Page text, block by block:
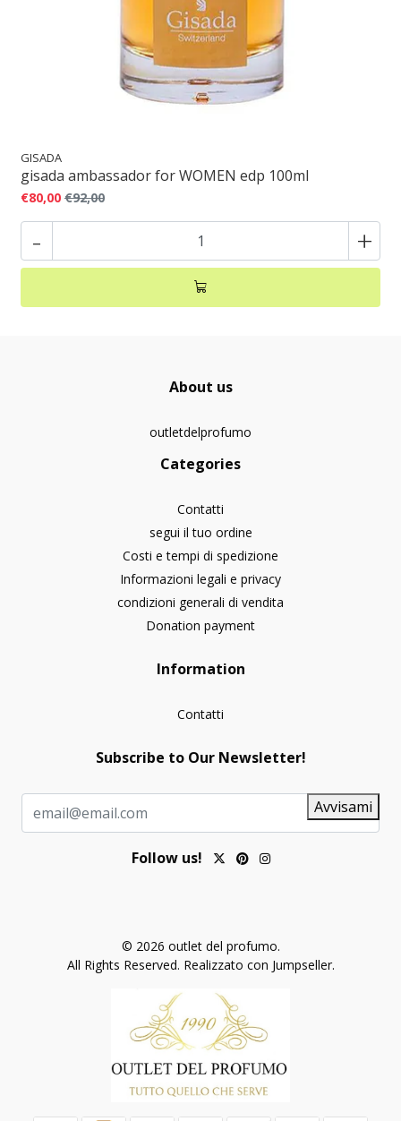
GISADA
gisada ambassador for WOMEN edp 100ml
€80,00 €92,00
- +
About us
outletdelprofumo
Categories
Contatti
segui il tuo ordine
Costi e tempi di spedizione
Informazioni legali e privacy
condizioni generali di vendita
Donation payment
Information
Contatti
Subscribe to Our Newsletter!
Avvisami
Follow us!
© 2026 outlet del profumo.
All Rights Reserved. Realizzato con Jumpseller.